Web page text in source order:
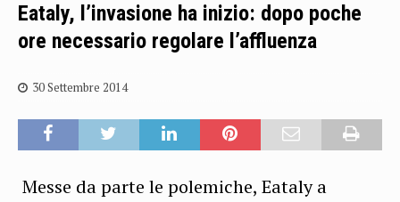
Eataly, l’invasione ha inizio: dopo poche
ore necessario regolare l’affluenza
30 Settembre 2014
Messe da parte le polemiche, Eataly a